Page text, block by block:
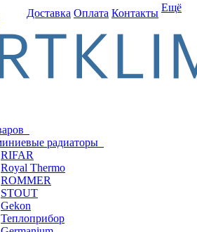
Доставка Оплата Контакты Ещё
радиаторы
RIFAR
Royal Thermo
ROMMER
STOUT
Gekon
Теплоприбор